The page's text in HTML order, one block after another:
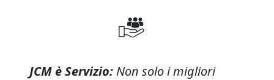
JCM è Servizio: Non solo i migliori